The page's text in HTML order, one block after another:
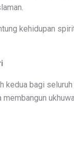
kehidupan
kedua bagi
membangun